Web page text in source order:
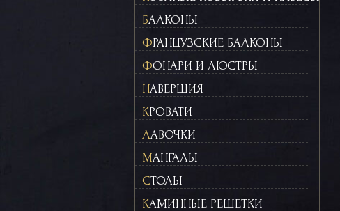
БАЛКОНЫ
ФРАНЦУЗСКИЕ БАЛКОНЫ
ФОНАРИ И ЛЮСТРЫ
НАВЕРШИЯ
КРОВАТИ
ЛАВОЧКИ
МАНГАЛЫ
СТОЛЫ
КАМИННЫЕ РЕШЕТКИ